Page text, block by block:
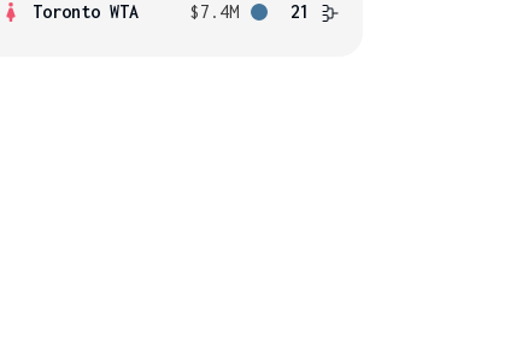
Toronto WTA
$7.4M 21